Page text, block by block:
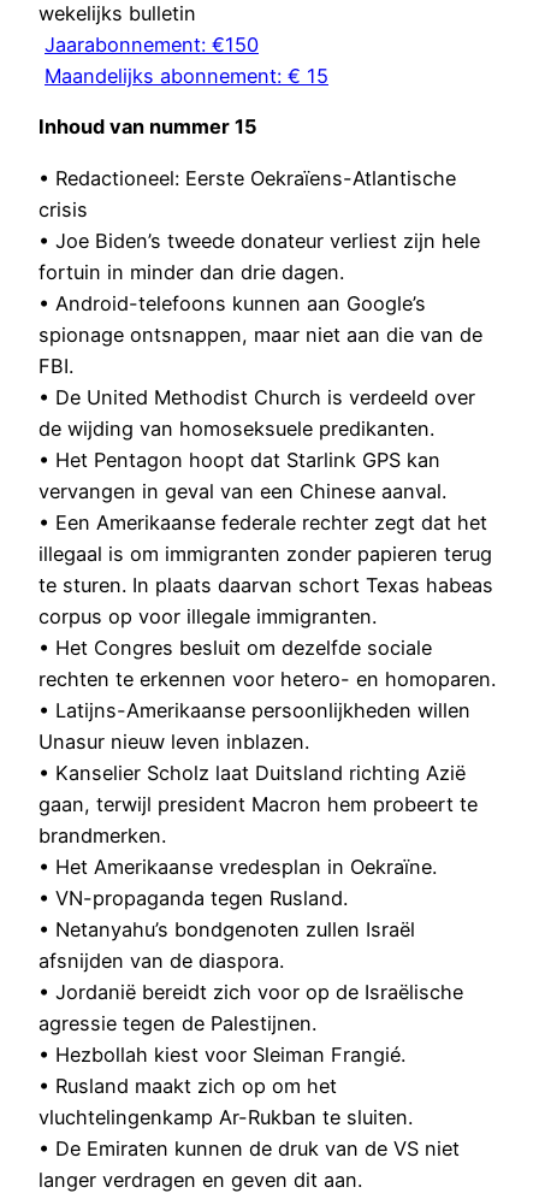
wekelijks bulletin
Jaarabonnement: €150
Maandelijks abonnement: € 15
Inhoud van nummer 15
• Redactioneel: Eerste Oekraïens-Atlantische
crisis
• Joe Biden’s tweede donateur verliest zijn hele
fortuin in minder dan drie dagen.
• Android-telefoons kunnen aan Google’s
spionage ontsnappen, maar niet aan die van de
FBI.
• De United Methodist Church is verdeeld over
de wijding van homoseksuele predikanten.
• Het Pentagon hoopt dat Starlink GPS kan
vervangen in geval van een Chinese aanval.
• Een Amerikaanse federale rechter zegt dat het
illegaal is om immigranten zonder papieren terug
te sturen. In plaats daarvan schort Texas habeas
corpus op voor illegale immigranten.
• Het Congres besluit om dezelfde sociale
rechten te erkennen voor hetero- en homoparen.
• Latijns-Amerikaanse persoonlijkheden willen
Unasur nieuw leven inblazen.
• Kanselier Scholz laat Duitsland richting Azië
gaan, terwijl president Macron hem probeert te
brandmerken.
• Het Amerikaanse vredesplan in Oekraïne.
• VN-propaganda tegen Rusland.
• Netanyahu’s bondgenoten zullen Israël
afsnijden van de diaspora.
• Jordanië bereidt zich voor op de Israëlische
agressie tegen de Palestijnen.
• Hezbollah kiest voor Sleiman Frangié.
• Rusland maakt zich op om het
vluchtelingenkamp Ar-Rukban te sluiten.
• De Emiraten kunnen de druk van de VS niet
langer verdragen en geven dit aan.